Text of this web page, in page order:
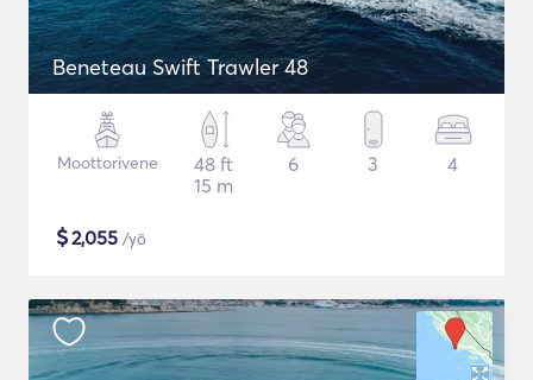
Beneteau Swift Trawler 48
Moottorivene
48 ft
15 m
6 3 4
$2,055 /yö